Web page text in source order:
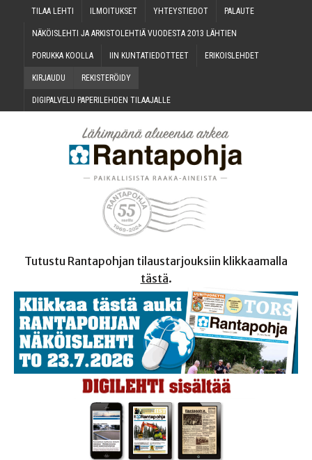
TILAA LEH­TI ILMOI­TUK­SET YHTEYS­TIE­DOT PALAU­TE
NÄKÖIS­LEH­TI JA ARKIS­TO­LEH­TIÄ VUO­DES­TA 2013 LÄHTIEN
PORUK­KA KOOLLA IIN KUN­TA­TIE­DOT­TEET ERI­KOIS­LEH­DET
KIR­JAU­DU REKIS­TE­RÖI­DY
DIGI­PAL­VE­LU PAPE­RI­LEH­DEN TILAAJALLE
Tutustu Rantapohjan tilaustarjouksiin klikkaamalla
tästä.